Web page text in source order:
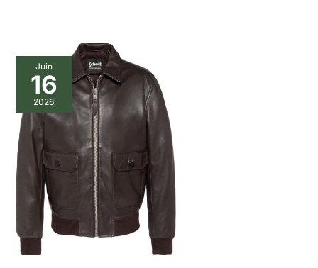
Juin
16
2026